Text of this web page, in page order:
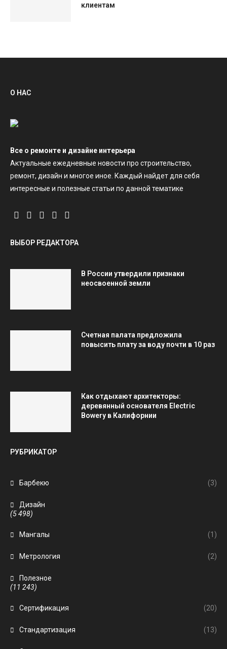
клиентам
О НАС
Все о ремонте и дизайне интерьера
Актуальные ежедневные новости про строительство,
ремонт, дизайн и многое иное. Каждый найдет для себя
интересные и полезные статьи по данной тематике
ВЫБОР РЕДАКТОРА
В России утвердили признаки
неосвоенной земли
Счетная палата предложила
повысить плату за воду почти в 10 раз
Как отдыхают архитекторы:
деревянный основателя Electric
Bowery в Калифорнии
РУБРИКАТОР
Барбекю (3)
Дизайн
(5 498)
Мангалы (1)
Метрология (2)
Полезное
(11 243)
Сертификация (20)
Стандартизация (13)